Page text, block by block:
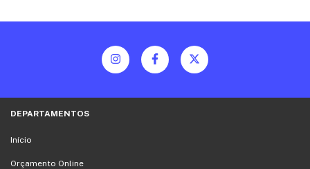
DEPARTAMENTOS
Início
Orçamento Online